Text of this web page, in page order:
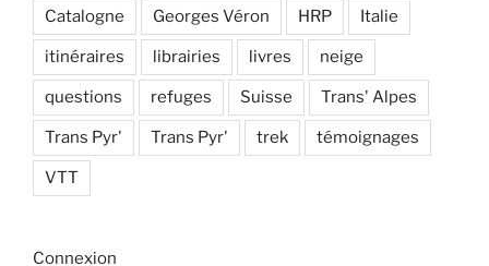
Catalogne Georges Véron HRP Italie
itinéraires librairies livres neige
questions refuges Suisse Trans' Alpes
Trans Pyr' Trans Pyr' trek témoignages
VTT
Connexion